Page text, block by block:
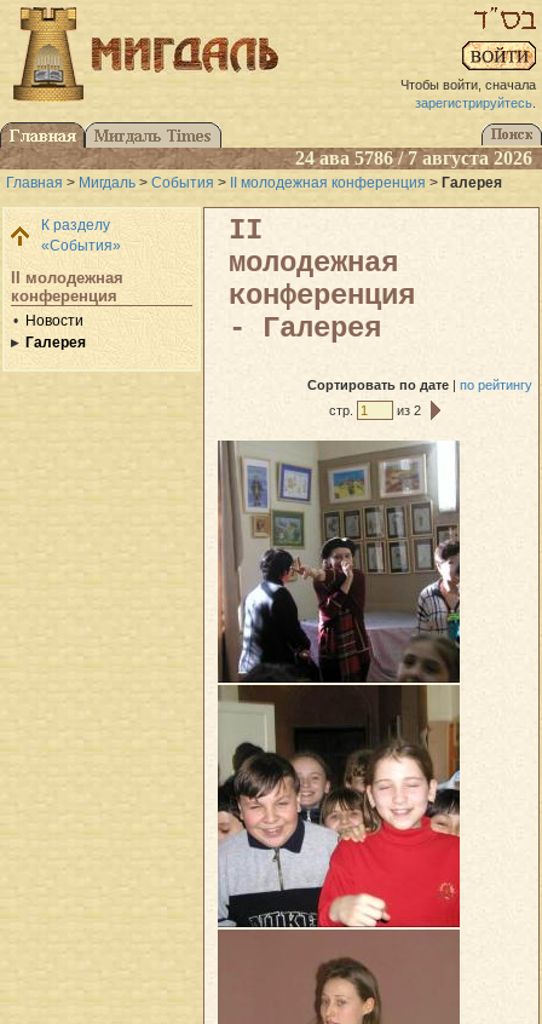
Чтобы войти, сначала
зарегистрируйтесь.
24 ава 5786 / 7 августа 2026
Главная > Мигдаль > События > II молодежная конференция > Галерея
К разделу
«События»
II молодежная
конференция
Новости
Галерея
II
молодежная
конференция
- Галерея
Сортировать по дате | по рейтингу
стр.
из 2